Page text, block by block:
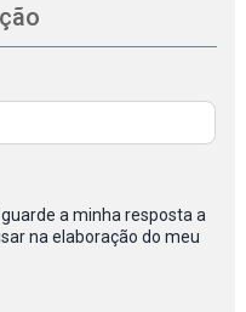
a minha resposta a
na elaboração do meu